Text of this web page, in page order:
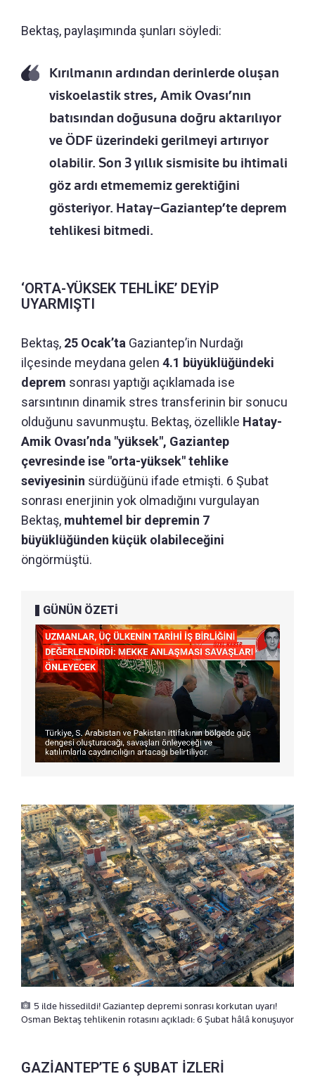
Bektaş, paylaşımında şunları söyledi:
Kırılmanın ardından derinlerde oluşan
viskoelastik stres, Amik Ovası’nın
batısından doğusuna doğru aktarılıyor
ve ÖDF üzerindeki gerilmeyi artırıyor
olabilir. Son 3 yıllık sismisite bu ihtimali
göz ardı etmememiz gerektiğini
gösteriyor. Hatay–Gaziantep’te deprem
tehlikesi bitmedi.
‘ORTA-YÜKSEK TEHLİKE’ DEYİP
UYARMIŞTI
Bektaş, 25 Ocak’ta Gaziantep’in Nurdağı
ilçesinde meydana gelen 4.1 büyüklüğündeki
deprem sonrası yaptığı açıklamada ise
sarsıntının dinamik stres transferinin bir sonucu
olduğunu savunmuştu. Bektaş, özellikle Hatay-
Amik Ovası’nda "yüksek", Gaziantep
çevresinde ise "orta-yüksek" tehlike
seviyesinin sürdüğünü ifade etmişti. 6 Şubat
sonrası enerjinin yok olmadığını vurgulayan
Bektaş, muhtemel bir depremin 7
büyüklüğünden küçük olabileceğini
öngörmüştü.
GÜNÜN ÖZETİ
5 ilde hissedildi! Gaziantep depremi sonrası korkutan uyarı!
Osman Bektaş tehlikenin rotasını açıkladı: 6 Şubat hâlâ konuşuyor
GAZİANTEP’TE 6 ŞUBAT İZLERİ